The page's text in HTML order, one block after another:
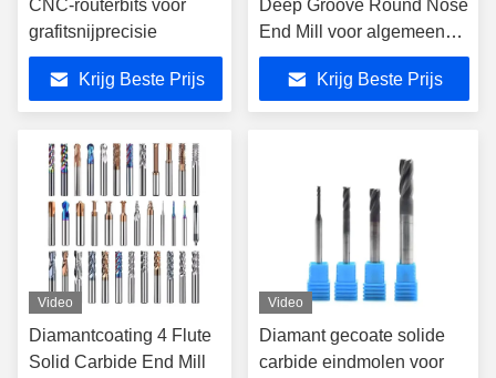
CNC-routerbits voor
grafitsnijprecisie
Krijg Beste Prijs
Deep Groove Round Nose
End Mill voor algemeen
hogesnelheidssnijden
Krijg Beste Prijs
Video
Diamantcoating 4 Flute
Solid Carbide End Mill
Video
Diamant gecoate solide
carbide eindmolen voor